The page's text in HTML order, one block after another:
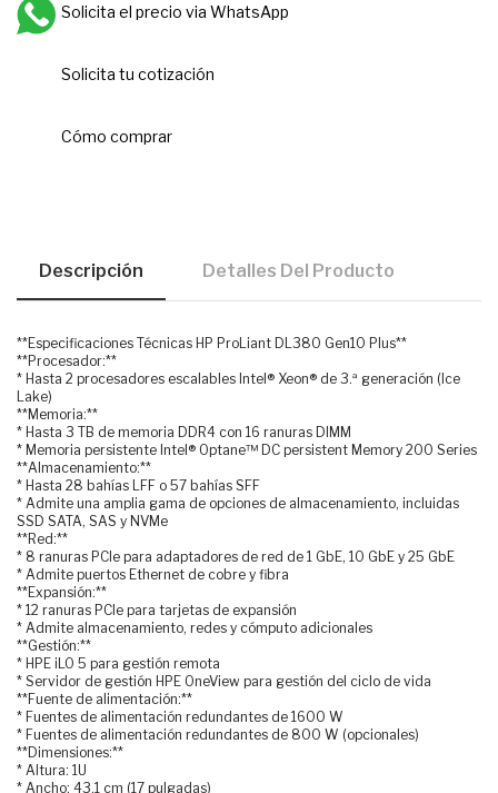
Solicita el precio via WhatsApp
Solicita tu cotización
Cómo comprar
Descripción Detalles Del Producto
**Especificaciones Técnicas HP ProLiant DL380 Gen10 Plus**
**Procesador:**
* Hasta 2 procesadores escalables Intel® Xeon® de 3.ª generación (Ice
Lake)
**Memoria:**
* Hasta 3 TB de memoria DDR4 con 16 ranuras DIMM
* Memoria persistente Intel® Optane™ DC persistent Memory 200 Series
**Almacenamiento:**
* Hasta 28 bahías LFF o 57 bahías SFF
* Admite una amplia gama de opciones de almacenamiento, incluidas
SSD SATA, SAS y NVMe
**Red:**
* 8 ranuras PCIe para adaptadores de red de 1 GbE, 10 GbE y 25 GbE
* Admite puertos Ethernet de cobre y fibra
**Expansión:**
* 12 ranuras PCIe para tarjetas de expansión
* Admite almacenamiento, redes y cómputo adicionales
**Gestión:**
* HPE iLO 5 para gestión remota
* Servidor de gestión HPE OneView para gestión del ciclo de vida
**Fuente de alimentación:**
* Fuentes de alimentación redundantes de 1600 W
* Fuentes de alimentación redundantes de 800 W (opcionales)
**Dimensiones:**
* Altura: 1U
* Ancho: 43,1 cm (17 pulgadas)